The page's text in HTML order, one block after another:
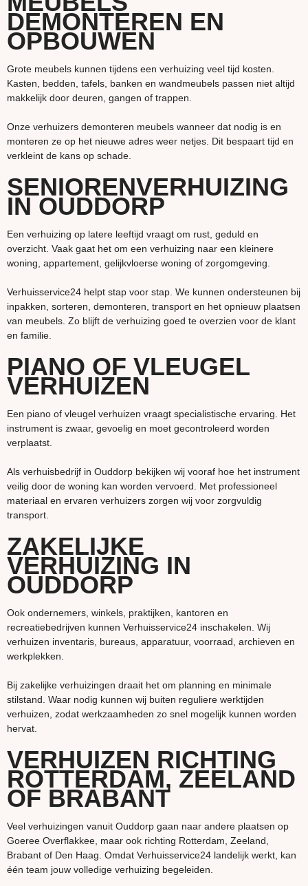
DEMONTEREN EN
OPBOUWEN
Grote meubels kunnen tijdens een verhuizing veel tijd kosten.
Kasten, bedden, tafels, banken en wandmeubels passen niet altijd
makkelijk door deuren, gangen of trappen.
Onze verhuizers demonteren meubels wanneer dat nodig is en
monteren ze op het nieuwe adres weer netjes. Dit bespaart tijd en
verkleint de kans op schade.
SENIORENVERHUIZING
IN OUDDORP
Een verhuizing op latere leeftijd vraagt om rust, geduld en
overzicht. Vaak gaat het om een verhuizing naar een kleinere
woning, appartement, gelijkvloerse woning of zorgomgeving.
Verhuisservice24 helpt stap voor stap. We kunnen ondersteunen bij
inpakken, sorteren, demonteren, transport en het opnieuw plaatsen
van meubels. Zo blijft de verhuizing goed te overzien voor de klant
en familie.
PIANO OF VLEUGEL
VERHUIZEN
Een piano of vleugel verhuizen vraagt specialistische ervaring. Het
instrument is zwaar, gevoelig en moet gecontroleerd worden
verplaatst.
Als verhuisbedrijf in Ouddorp bekijken wij vooraf hoe het instrument
veilig door de woning kan worden vervoerd. Met professioneel
materiaal en ervaren verhuizers zorgen wij voor zorgvuldig
transport.
ZAKELIJKE
VERHUIZING IN
OUDDORP
Ook ondernemers, winkels, praktijken, kantoren en
recreatiebedrijven kunnen Verhuisservice24 inschakelen. Wij
verhuizen inventaris, bureaus, apparatuur, voorraad, archieven en
werkplekken.
Bij zakelijke verhuizingen draait het om planning en minimale
stilstand. Waar nodig kunnen wij buiten reguliere werktijden
verhuizen, zodat werkzaamheden zo snel mogelijk kunnen worden
hervat.
VERHUIZEN RICHTING
ROTTERDAM, ZEELAND
OF BRABANT
Veel verhuizingen vanuit Ouddorp gaan naar andere plaatsen op
Goeree Overflakkee, maar ook richting Rotterdam, Zeeland,
Brabant of Den Haag. Omdat Verhuisservice24 landelijk werkt, kan
één team jouw volledige verhuizing begeleiden.